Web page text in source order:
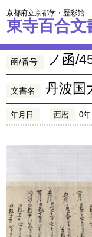
京都府立京都学・歴彩館
東寺百合文
函/番号 ノ函/
文書名 丹波国
年月日 西暦 0年